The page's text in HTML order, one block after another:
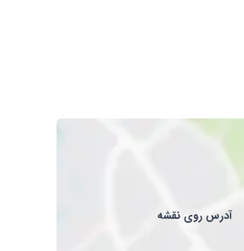
آدرس روی نقشه